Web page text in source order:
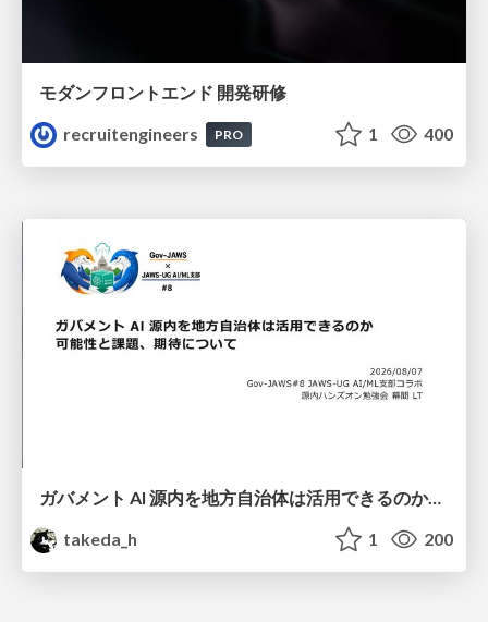
モダンフロントエンド 開発研修
recruitengineers
PRO 1 400
ガバメント AI 源内を地方自治体は活用できるのか 可能性と課題、期待について
takeda_h
1 200